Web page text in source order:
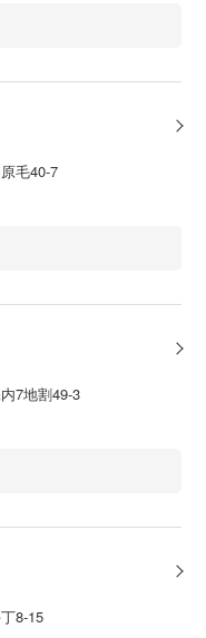
毛40-7
7地割49-3
8-15